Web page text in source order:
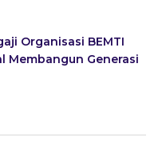
Organisasi BEMTI
Membangun Generasi